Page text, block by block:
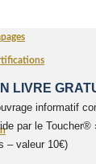
LIVRE
informatif
par le Toucher®
– valeur 10€)